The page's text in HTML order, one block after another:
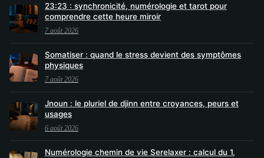
23:23 : synchronicité, numérologie et tarot pour
comprendre cette heure miroir
7 août 2026
Somatiser : quand le stress devient des symptômes
physiques
7 août 2026
Jnoun : le pluriel de djinn entre croyances, peurs et
usages
6 août 2026
Numérologie chemin de vie Serelaxer : calcul du 1,